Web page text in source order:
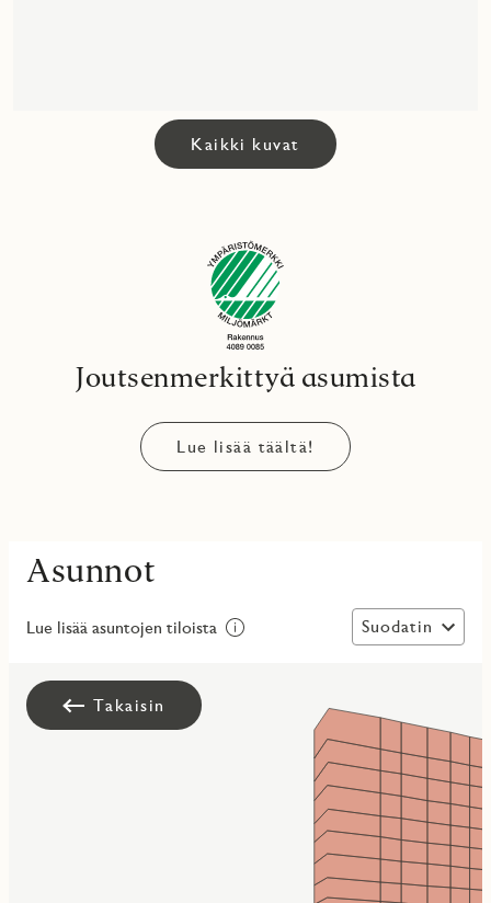
Kaikki kuvat
Joutsenmerkittyä asumista
Lue lisää täältä!
Asunnot
Lue lisää asuntojen tiloista Suodatin
Takaisin